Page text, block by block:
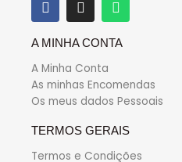
A MINHA CONTA
A Minha Conta
As minhas Encomendas
Os meus dados Pessoais
TERMOS GERAIS
Termos e Condições